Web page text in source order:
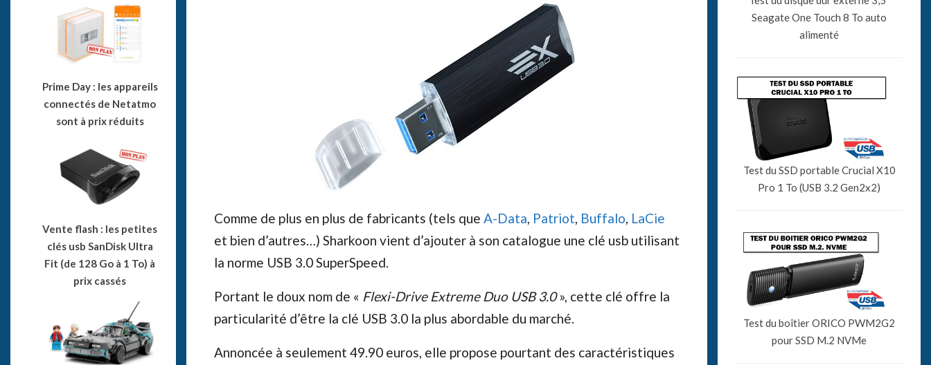
Comme de plus en plus de fabricants (tels que A-Data, Patriot, Buffalo, LaCie
et bien d’autres…) Sharkoon vient d’ajouter à son catalogue une clé usb utilisant
la norme USB 3.0 SuperSpeed.
Portant le doux nom de « Flexi-Drive Extreme Duo USB 3.0», cette clé offre la
particularité d’être la clé USB 3.0 la plus abordable du marché.
Annoncée à seulement 49.90 euros, elle propose pourtant des caractéristiques
Seagate One Touch 8 To auto
alimenté
Test du SSD portable Crucial X10
Pro 1 To (USB 3.2 Gen2x2)
Test du boîtier ORICO PWM2G2
pour SSD M.2 NVMe
Prime Day : les appareils
connectés de Netatmo
sont à prix réduits
Vente flash : les petites
clés usb SanDisk Ultra
Fit (de 128 Go à 1 To) à
prix cassés